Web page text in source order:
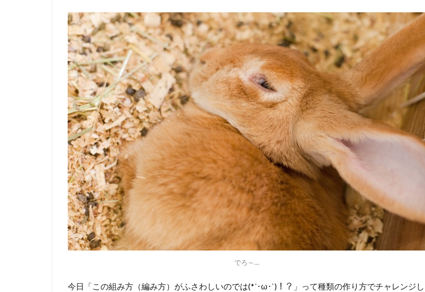
でろ～…
今日「この組み方（編み方）がふさわしいのでは(*´･ω･`)！？」って種類の作り方でチャレンジし